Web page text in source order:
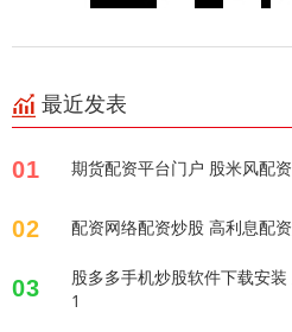
最近发表
01 期货配资平台门户 股米风配
02 配资网络配资炒股 高利息配
03
股多多手机炒股软件下载安
1